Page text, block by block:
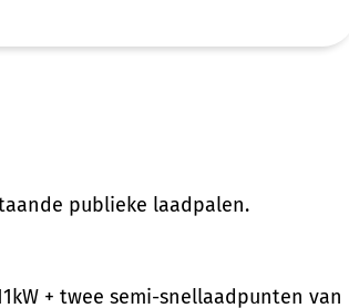
publieke laadpalen.
+ twee semi-snellaadpunten van